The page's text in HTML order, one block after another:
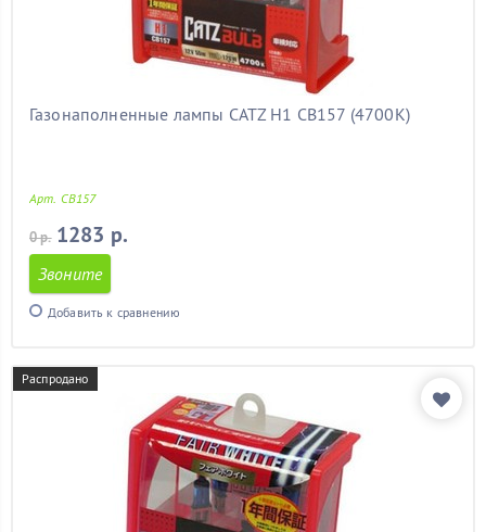
Газонаполненные лампы CATZ H1 CB157 (4700К)
Арт. CB157
0 р. 1283 р.
Звоните
Добавить к сравнению
Распродано